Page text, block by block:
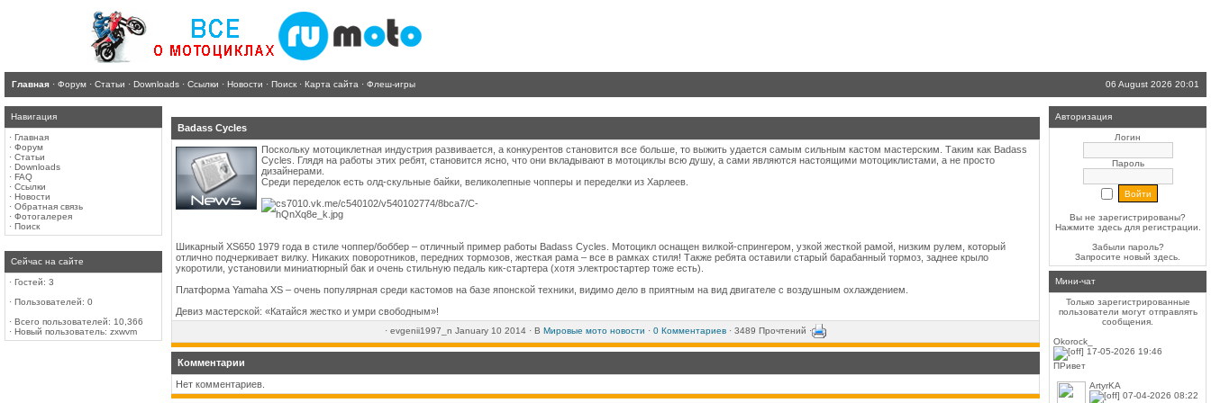
Главная · Форум · Статьи · Downloads · Ссылки · Новости · Поиск · Карта сайта · Флеш-игры 06 August 2026 20:01
Навигация
· Главная
· Форум
· Статьи
· Downloads
· FAQ
· Ссылки
· Новости
· Обратная связь
· Фотогалерея
· Поиск
Сейчас на сайте
· Гостей: 3
· Пользователей: 0
· Всего пользователей: 10,366
· Новый пользователь: zxwvm
Badass Cycles
Поскольку мотоциклетная индустрия развивается, а конкурентов становится все больше, то выжить удается самым сильным кастом мастерским. Таким как Badass
Cycles. Глядя на работы этих ребят, становится ясно, что они вкладывают в мотоциклы всю душу, а сами являются настоящими мотоциклистами, а не просто
дизайнерами.
Среди переделок есть олд-скульные байки, великолепные чопперы и переделки из Харлеев.
Шикарный XS650 1979 года в стиле чоппер/боббер – отличный пример работы Badass Cycles. Мотоцикл оснащен вилкой-спрингером, узкой жесткой рамой, низким рулем, который
отлично подчеркивает вилку. Никаких поворотников, передних тормозов, жесткая рама – все в рамках стиля! Также ребята оставили старый барабанный тормоз, заднее крыло
укоротили, установили миниатюрный бак и очень стильную педаль кик-стартера (хотя электростартер тоже есть).
Платформа Yamaha XS – очень популярная среди кастомов на базе японской техники, видимо дело в приятным на вид двигателе с воздушным охлаждением.
Девиз мастерской: «Катайся жестко и умри свободным»!
· evgenii1997_n January 10 2014 · В Мировые мото новости · 0 Комментариев · 3489 Прочтений ·
Комментарии
Нет комментариев.
Авторизация
Логин
Пароль
Вы не зарегистрированы?
Нажмите здесьдля регистрации.
Забыли пароль?
Запросите новый здесь.
Мини-чат
Только зарегистрированные
пользователи могут отправлять
сообщения.
Okorock_
17-05-2026 19:46
ПРивет
ArtyrKA
07-04-2026 08:22